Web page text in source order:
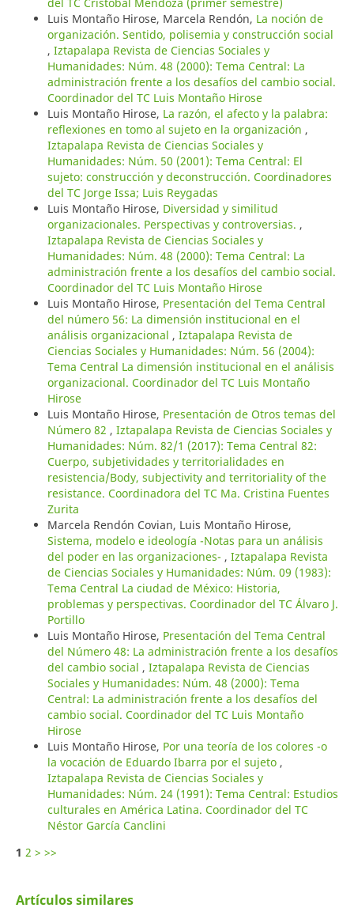
Luis Montaño Hirose, Marcela Rendón, La noción de
organización. Sentido, polisemia y construcción social
, Iztapalapa Revista de Ciencias Sociales y
Humanidades: Núm. 48 (2000): Tema Central: La
administración frente a los desafíos del cambio social.
Coordinador del TC Luis Montaño Hirose
Luis Montaño Hirose, La razón, el afecto y la palabra:
reflexiones en tomo al sujeto en la organización ,
Iztapalapa Revista de Ciencias Sociales y
Humanidades: Núm. 50 (2001): Tema Central: El
sujeto: construcción y deconstrucción. Coordinadores
del TC Jorge Issa; Luis Reygadas
Luis Montaño Hirose, Diversidad y similitud
organizacionales. Perspectivas y controversias. ,
Iztapalapa Revista de Ciencias Sociales y
Humanidades: Núm. 48 (2000): Tema Central: La
administración frente a los desafíos del cambio social.
Coordinador del TC Luis Montaño Hirose
Luis Montaño Hirose, Presentación del Tema Central
del número 56: La dimensión institucional en el
análisis organizacional , Iztapalapa Revista de
Ciencias Sociales y Humanidades: Núm. 56 (2004):
Tema Central La dimensión institucional en el análisis
organizacional. Coordinador del TC Luis Montaño
Hirose
Luis Montaño Hirose, Presentación de Otros temas del
Número 82 , Iztapalapa Revista de Ciencias Sociales y
Humanidades: Núm. 82/1 (2017): Tema Central 82:
Cuerpo, subjetividades y territorialidades en
resistencia/Body, subjectivity and territoriality of the
resistance. Coordinadora del TC Ma. Cristina Fuentes
Zurita
Marcela Rendón Covian, Luis Montaño Hirose,
Sistema, modelo e ideología -Notas para un análisis
del poder en las organizaciones- , Iztapalapa Revista
de Ciencias Sociales y Humanidades: Núm. 09 (1983):
Tema Central La ciudad de México: Historia,
problemas y perspectivas. Coordinador del TC Álvaro J.
Portillo
Luis Montaño Hirose, Presentación del Tema Central
del Número 48: La administración frente a los desafíos
del cambio social , Iztapalapa Revista de Ciencias
Sociales y Humanidades: Núm. 48 (2000): Tema
Central: La administración frente a los desafíos del
cambio social. Coordinador del TC Luis Montaño
Hirose
Luis Montaño Hirose, Por una teoría de los colores -o
la vocación de Eduardo Ibarra por el sujeto ,
Iztapalapa Revista de Ciencias Sociales y
Humanidades: Núm. 24 (1991): Tema Central: Estudios
culturales en América Latina. Coordinador del TC
Néstor García Canclini
1 2 > >>
Artículos similares